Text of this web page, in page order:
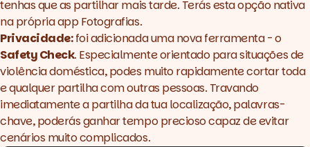
tenhas que as partilhar mais tarde. Terás esta opção nativa
na própria app Fotografias.
Privacidade:foi adicionada uma nova ferramenta - o
Safety Check. Especialmente orientado para situações de
violência doméstica, podes muito rapidamente cortar toda
e qualquer partilha com outras pessoas. Travando
imediatamente a partilha da tua localização, palavras-
chave, poderás ganhar tempo precioso capaz de evitar
cenários muito complicados.